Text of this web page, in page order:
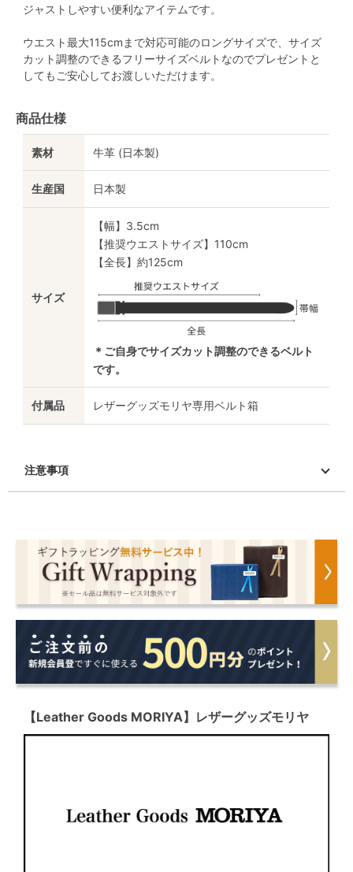
ジャストしやすい便利なアイテムです。
ウエスト最大115cmまで対応可能のロングサイズで、サイズ
カット調整のできるフリーサイズベルトなのでプレゼントと
してもご安心してお渡しいただけます。
商品仕様
素材 牛革 (日本製)
生産国 日本製
サイズ
【幅】3.5cm
【推奨ウエストサイズ】110cm
【全長】約125cm
＊ご自身でサイズカット調整のできるベルト
です。
付属品 レザーグッズモリヤ専用ベルト箱
注意事項
【Leather Goods MORIYA】レザーグッズモリヤ